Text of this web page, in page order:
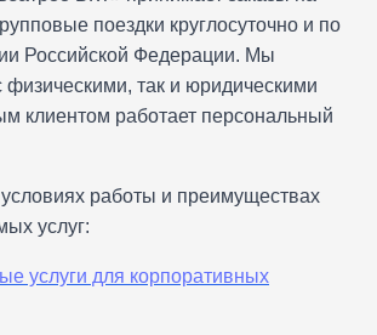
поездки круглосуточно и по
Российской Федерации. Мы
физическими, так и юридическими
клиентом работает персональный
работы и преимуществах
услуг:
услуги для корпоративных